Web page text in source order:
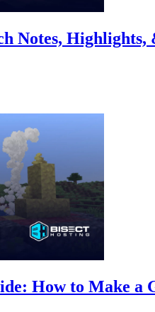
Notes,
How to Make a